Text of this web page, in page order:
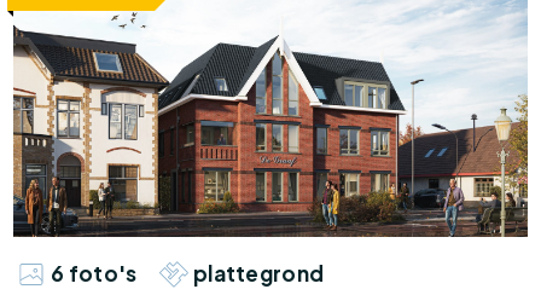
6 foto's plattegrond